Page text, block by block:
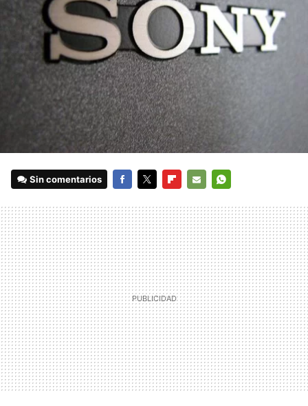
Sin comentarios
MAIL